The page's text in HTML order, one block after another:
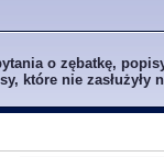
o zębatkę,
które nie zasłużyły